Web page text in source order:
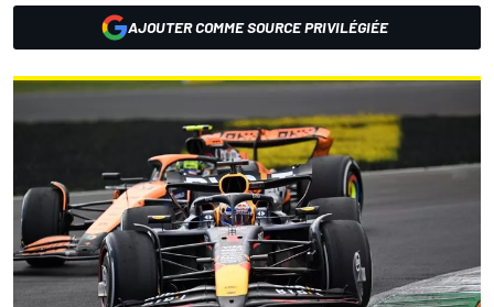
AJOUTER COMME SOURCE PRIVILÉGIÉE